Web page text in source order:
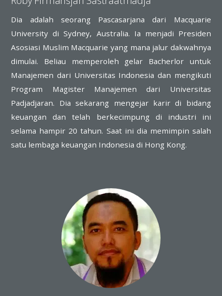
Dia adalah seorang Pascasarjana dari Macquarie
University di Sydney, Australia. Ia menjadi Presiden
Asosiasi Muslim Macquarie yang mana jalur dakwahnya
dimulai. Beliau memperoleh gelar Bacherlor untuk
Manajemen dari Universitas Indonesia dan mengikuti
Program Magister Manajemen dari Universitas
Padjadjaran. Dia sekarang mengejar karir di bidang
keuangan dan telah berkecimpung di industri ini
selama hampir 20 tahun. Saat ini dia memimpin salah
satu lembaga keuangan Indonesia di Hong Kong.